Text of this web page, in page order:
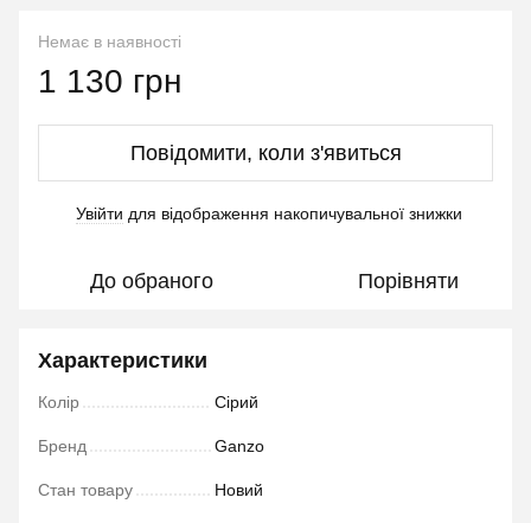
Немає в наявності
1 130 грн
Повідомити, коли з'явиться
Увійти для відображення накопичувальної знижки
До обраного Порівняти
Характеристики
Колір Сірий
Бренд Ganzo
Стан товару Новий